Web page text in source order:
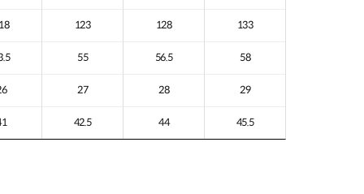
123 128 133
55 56.5 58
27 28 29
42.5 44 45.5